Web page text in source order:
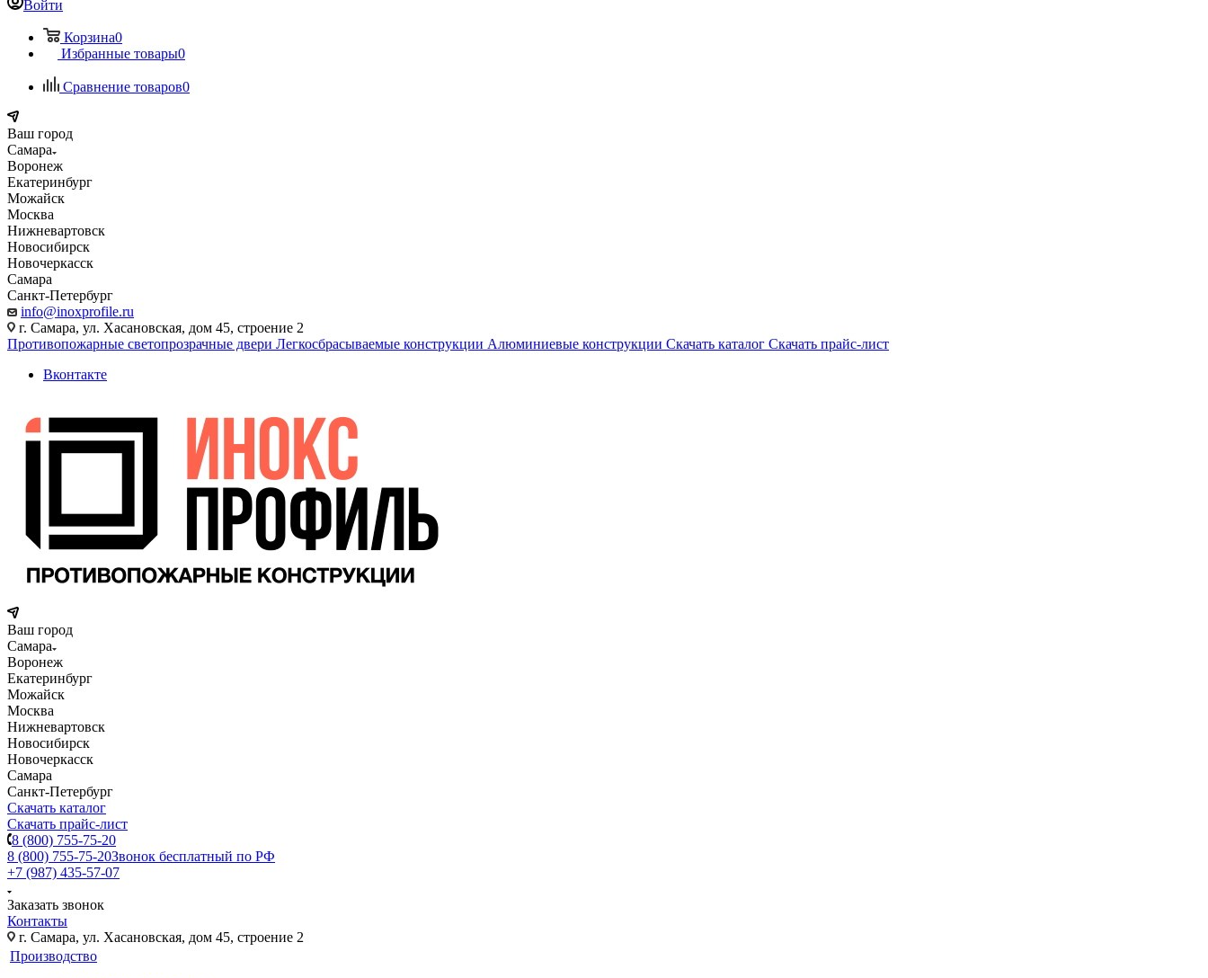
Войти
Корзина0
Избранные товары0
Сравнение товаров0
Ваш город
Самара
Воронеж
Екатеринбург
Можайск
Москва
Нижневартовск
Новосибирск
Новочеркасск
Самара
Санкт-Петербург
info@inoxprofile.ru
г. Самара, ул. Хасановская, дом 45, строение 2
Противопожарные светопрозрачные двери Легкосбрасываемые конструкции Алюминиевые конструкции Скачать каталог Скачать прайс-лист
Вконтакте
Ваш город
Самара
Воронеж
Екатеринбург
Можайск
Москва
Нижневартовск
Новосибирск
Новочеркасск
Самара
Санкт-Петербург
Скачать каталог
Скачать прайс-лист
8 (800) 755-75-20
8 (800) 755-75-20Звонок бесплатный по РФ
+7 (987) 435-57-07
Заказать звонок
Контакты
г. Самара, ул. Хасановская, дом 45, строение 2
Производство